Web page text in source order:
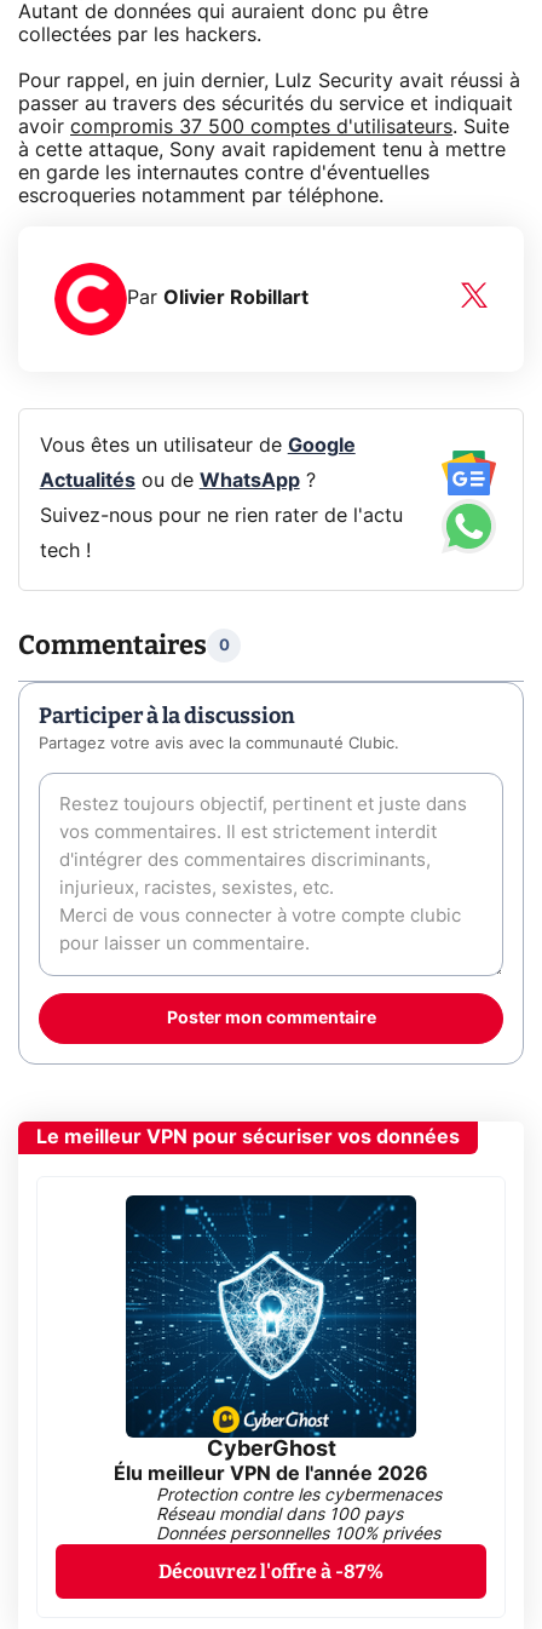
Autant de données qui auraient donc pu être
collectées par les hackers.
Pour rappel, en juin dernier, Lulz Security avait réussi à
passer au travers des sécurités du service et indiquait
avoir compromis 37 500 comptes d'utilisateurs. Suite
à cette attaque, Sony avait rapidement tenu à mettre
en garde les internautes contre d'éventuelles
escroqueries notamment par téléphone.
Par Olivier Robillart
Vous êtes un utilisateur de Google
Actualitésou de WhatsApp?
Suivez-nous pour ne rien rater de l'actu
tech !
Commentaires 0
Participer à la discussion
Partagez votre avis avec la communauté Clubic.
Poster mon commentaire
Le meilleur VPN pour sécuriser vos données
CyberGhost
Élu meilleur VPN de l'année 2026
Protection contre les cybermenaces
Réseau mondial dans 100 pays
Données personnelles 100% privées
Découvrez l'offre à -87%